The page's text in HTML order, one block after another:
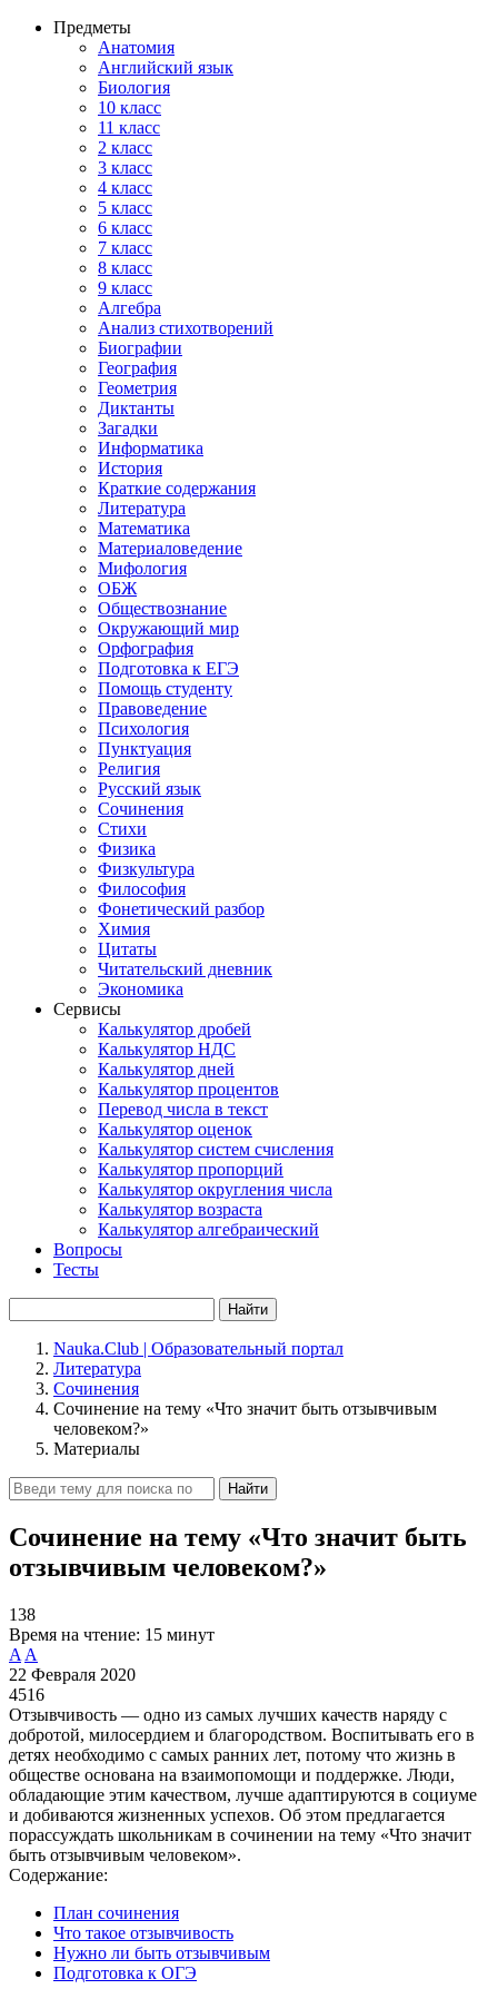
Предметы
Анатомия
Английский язык
Биология
10 класс
11 класс
2 класс
3 класс
4 класс
5 класс
6 класс
7 класс
8 класс
9 класс
Алгебра
Анализ стихотворений
Биографии
География
Геометрия
Диктанты
Загадки
Информатика
История
Краткие содержания
Литература
Математика
Материаловедение
Мифология
ОБЖ
Обществознание
Окружающий мир
Орфография
Подготовка к ЕГЭ
Помощь студенту
Правоведение
Психология
Пунктуация
Религия
Русский язык
Сочинения
Стихи
Физика
Физкультура
Философия
Фонетический разбор
Химия
Цитаты
Читательский дневник
Экономика
Сервисы
Калькулятор дробей
Калькулятор НДС
Калькулятор дней
Калькулятор процентов
Перевод числа в текст
Калькулятор оценок
Калькулятор систем счисления
Калькулятор пропорций
Калькулятор округления числа
Калькулятор возраста
Калькулятор алгебраический
Вопросы
Тесты
Найти
Nauka.Club | Образовательный портал
Литература
Сочинения
Сочинение на тему «Что значит быть отзывчивым
человеком?»
Материалы
Найти
Сочинение на тему «Что значит быть
отзывчивым человеком?»
138
Время на чтение: 15 минут
A A
22 Февраля 2020
4516
Отзывчивость — одно из самых лучших качеств наряду с
добротой, милосердием и благородством. Воспитывать его в
детях необходимо с самых ранних лет, потому что жизнь в
обществе основана на взаимопомощи и поддержке. Люди,
обладающие этим качеством, лучше адаптируются в социуме
и добиваются жизненных успехов. Об этом предлагается
порассуждать школьникам в сочинении на тему «Что значит
быть отзывчивым человеком».
Содержание:
План сочинения
Что такое отзывчивость
Нужно ли быть отзывчивым
Подготовка к ОГЭ